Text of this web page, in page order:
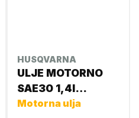
HUSQVARNA
ULJE MOTORNO
SAE30 1,4l
5774197-01
Motorna ulja